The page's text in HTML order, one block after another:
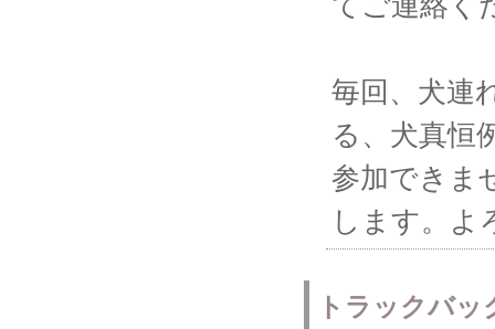
毎回、犬連
る、犬真恒
参加できま
します。よ
トラックバッ